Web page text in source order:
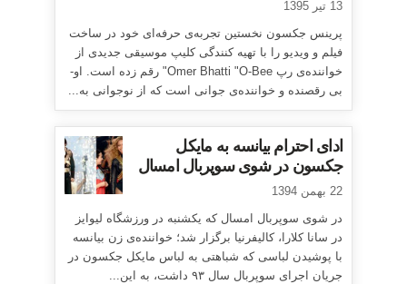
13 تیر 1395
پرینس جکسون نخستین تجربه‌ی حرفه‌ای خود در ساخت
فیلم و ویدیو را با تهیه کنندگی کلیپ موسیقی جدیدی از
خواننده‌ی رپ Omer Bhatti "O-Bee" رقم زده است. او-
بی رقصنده و خواننده‌ی جوانی است که از نوجوانی به...
ادای احترام بیانسه به مایکل
جکسون در شوی سوپربال امسال
22 بهمن 1394
در شوی سوپربال امسال که یکشنبه در ورزشگاه لیوایز
در سانا کلارا، کالیفرنیا برگزار شد؛ خواننده‌ی زن بیانسه
با پوشیدن لباسی که شباهتی به لباس مایکل جکسون در
جریان اجرای سوپربال سال ۹۳ داشت، به این...